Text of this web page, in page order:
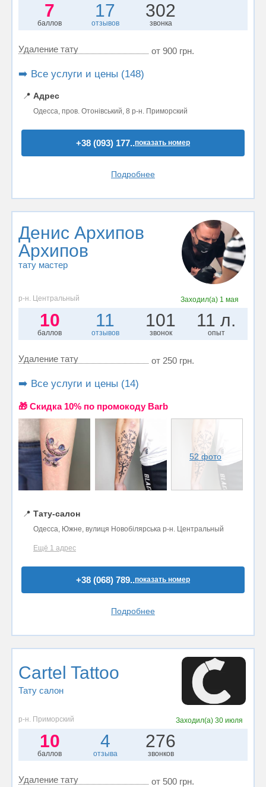
7
баллов
17
отзывов
302
звонка
Удаление тату от 900 грн.
➡️ Все услуги и цены (148)
📍 Адрес
Одесса, пров. Отонівський, 8 р-н. Приморский
+38 (093) 177..показать номер
Подробнее
Денис Архипов
Архипов
тату мастер
р-н. Центральный Заходил(а) 1 мая
10
баллов
11
отзывов
101
звонок
11 л.
опыт
Удаление тату от 250 грн.
➡️ Все услуги и цены (14)
🎁 Cкидка 10% по промокоду Barb
52 фото
📍 Тату-салон
Одесса, Южне, вулиця Новобілярська р-н. Центральный
Ещё 1 адрес
+38 (068) 789..показать номер
Подробнее
Cartel Tattoo
Тату салон
р-н. Приморский Заходил(а)30 июля
10
баллов
4
отзыва
276
звонков
Удаление тату от 500 грн.